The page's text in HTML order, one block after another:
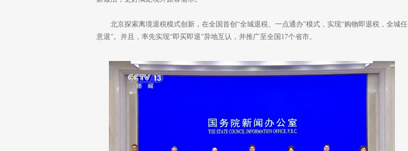
北京探索离境退税模式创新，在全国首创“全城退税、一点通办”模式，实现“购物即退税，全城任
意退”。并且，率先实现“即买即退”异地互认，并推广至全国17个省市。